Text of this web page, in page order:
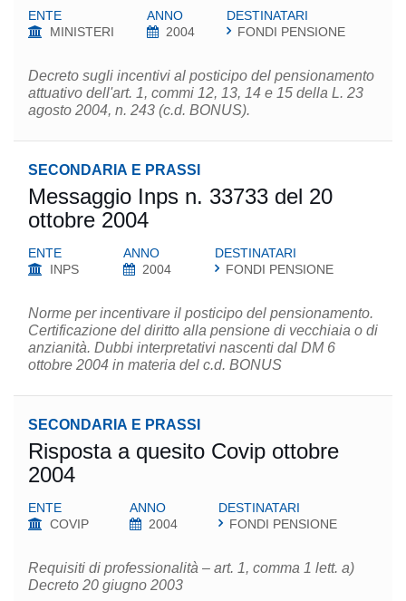
ENTE
MINISTERI
ANNO
2004
DESTINATARI
FONDI PENSIONE
Decreto sugli incentivi al posticipo del pensionamento
attuativo dell'art. 1, commi 12, 13, 14 e 15 della L. 23
agosto 2004, n. 243 (c.d. BONUS).
SECONDARIA E PRASSI
Messaggio Inps n. 33733 del 20
ottobre 2004
ENTE
INPS
ANNO
2004
DESTINATARI
FONDI PENSIONE
Norme per incentivare il posticipo del pensionamento.
Certificazione del diritto alla pensione di vecchiaia o di
anzianità. Dubbi interpretativi nascenti dal DM 6
ottobre 2004 in materia del c.d. BONUS
SECONDARIA E PRASSI
Risposta a quesito Covip ottobre
2004
ENTE
COVIP
ANNO
2004
DESTINATARI
FONDI PENSIONE
Requisiti di professionalità – art. 1, comma 1 lett. a)
Decreto 20 giugno 2003